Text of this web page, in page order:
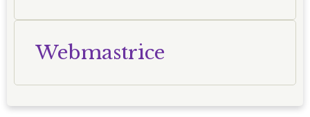
Webmastrice